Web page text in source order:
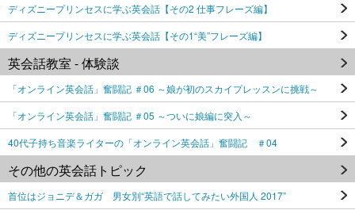
ディズニープリンセスに学ぶ英会話【その2 仕事フレーズ編】
ディズニープリンセスに学ぶ英会話【その1“美”フレーズ編】
英会話教室 - 体験談
「オンライン英会話」奮闘記 ＃06 ～娘が初のスカイプレッスンに挑戦～
「オンライン英会話」奮闘記 ＃05 ～ついに娘編に突入～
40代子持ち音楽ライターの「オンライン英会話」奮闘記 ＃04
その他の英会話トピック
首位はジョニデ＆ガガ 男女別“英語で話してみたい外国人 2017”